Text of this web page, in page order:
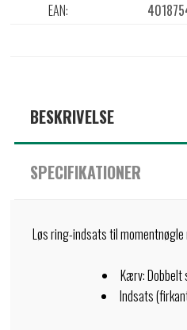
EAN:
BESKRIVELSE
SPECIFIKATIONER
Løs ring-indsats til momentnøgle
Kærv: Dobbelt
Indsats